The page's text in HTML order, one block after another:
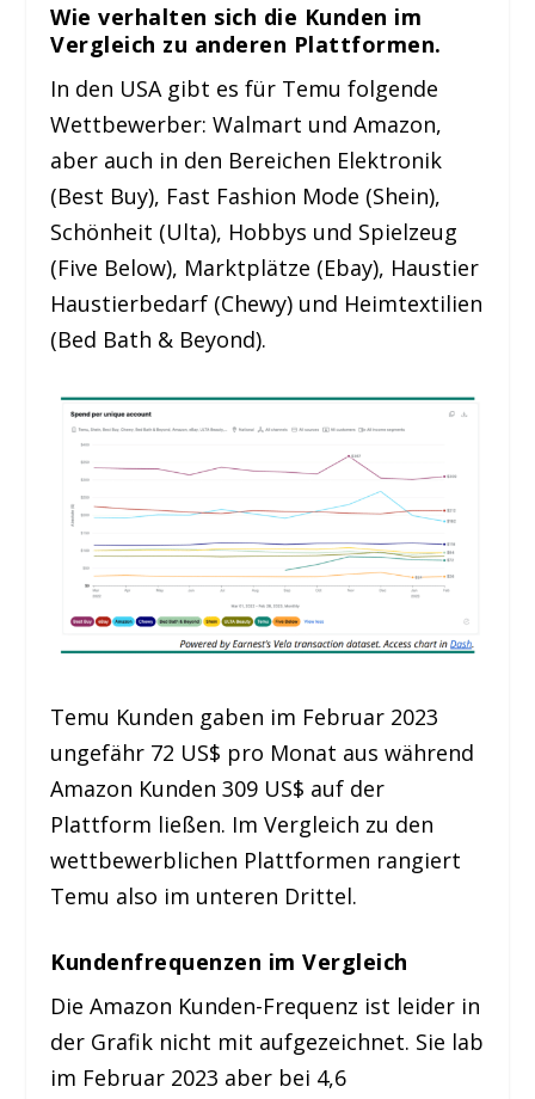
Wie verhalten sich die Kunden im
Vergleich zu anderen Plattformen.
In den USA gibt es für Temu folgende
Wettbewerber: Walmart und Amazon,
aber auch in den Bereichen Elektronik
(Best Buy), Fast Fashion Mode (Shein),
Schönheit (Ulta), Hobbys und Spielzeug
(Five Below), Marktplätze (Ebay), Haustier
Haustierbedarf (Chewy) und Heimtextilien
(Bed Bath & Beyond).
Temu Kunden gaben im Februar 2023
ungefähr 72 US$ pro Monat aus während
Amazon Kunden 309 US$ auf der
Plattform ließen. Im Vergleich zu den
wettbewerblichen Plattformen rangiert
Temu also im unteren Drittel.
Kundenfrequenzen im Vergleich
Die Amazon Kunden-Frequenz ist leider in
der Grafik nicht mit aufgezeichnet. Sie lab
im Februar 2023 aber bei 4,6